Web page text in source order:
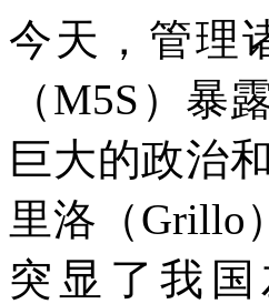
今天，管理
（M5S ）暴
巨大的政治
里洛（Grillo
突显了我